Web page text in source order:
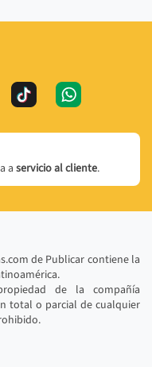
aservicio al cliente.
de Publicar contiene la
de la compañía
total o parcial de cualquier